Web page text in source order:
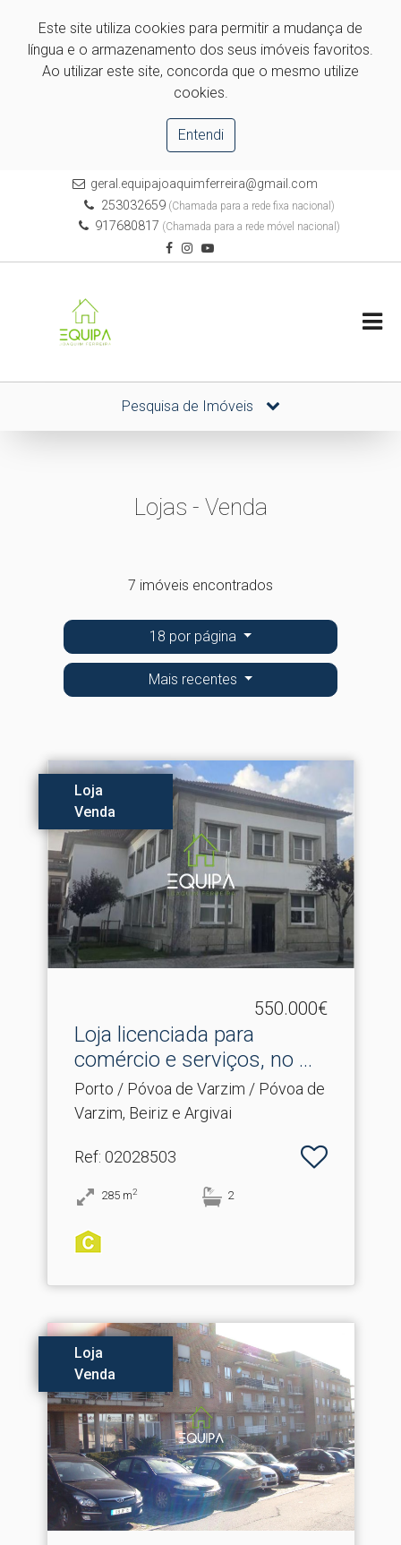
Este site utiliza cookies para permitir a mudança de
língua e o armazenamento dos seus imóveis favoritos.
Ao utilizar este site, concorda que o mesmo utilize
cookies.
Entendi
geral.equipajoaquimferreira@gmail.com
253032659(Chamada para a rede fixa nacional)
917680817 (Chamada para a rede móvel nacional)
Pesquisa de Imóveis
Lojas - Venda
7 imóveis encontrados
18 por página
Mais recentes
Loja
Venda
550.000€
Loja licenciada para
comércio e serviços, no .​..
Porto / Póvoa de Varzim / Póvoa de
Varzim, Beiriz e Argivai
Ref: 02028503
285 m2 2
Loja
Venda